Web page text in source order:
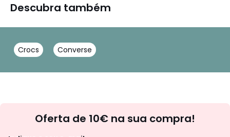
Descubra também
Crocs Converse
Oferta de 10€ na sua compra!